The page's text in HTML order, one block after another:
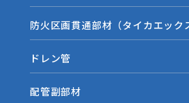
防火区画貫通部材（タイカエック
ドレン管
配管副部材